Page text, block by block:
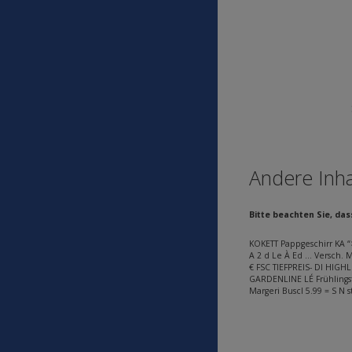
Andere
Bitte beachten Sie,
KOKETT Pappgeschirr
A 2 d Le À Ed … Versch.
€ FSC TIEFPREIS- DI
GARDENLINE LÉ
Margeri Buscl 5.99 = S N